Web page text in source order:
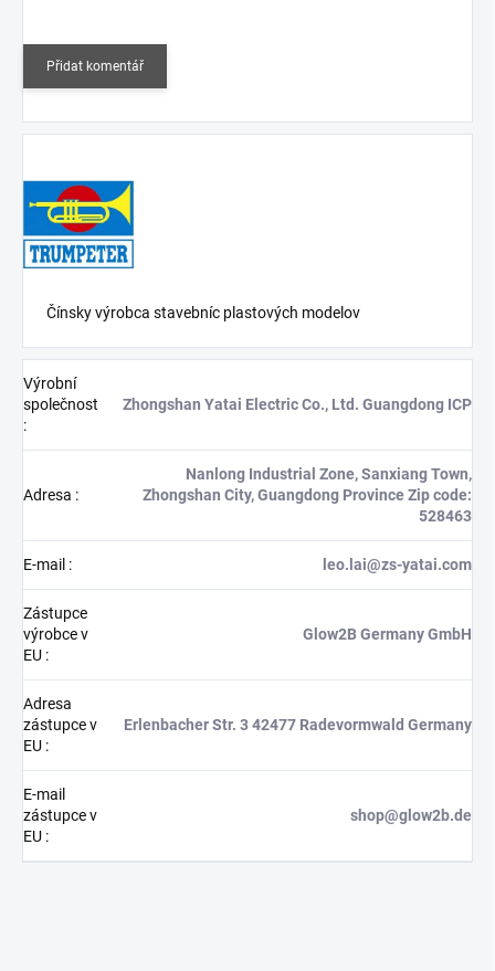
Přidat komentář
Čínsky výrobca stavebníc plastových modelov
Výrobní
společnost
:
Zhongshan Yatai Electric Co., Ltd. Guangdong ICP
Adresa :
Nanlong Industrial Zone, Sanxiang Town,
Zhongshan City, Guangdong Province Zip code:
528463
E-mail : leo.lai@zs-yatai.com
Zástupce
výrobce v
EU :
Glow2B Germany GmbH
Adresa
zástupce v
EU :
Erlenbacher Str. 3 42477 Radevormwald Germany
E-mail
zástupce v
EU :
shop@glow2b.de